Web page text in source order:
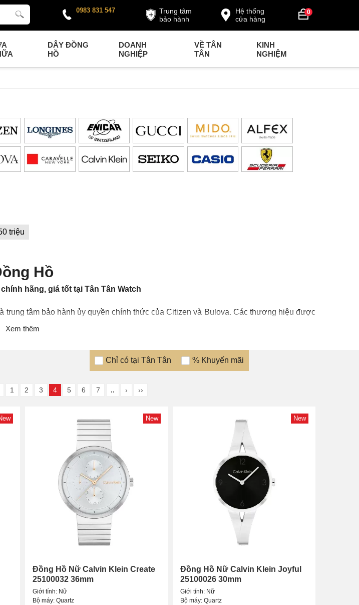
0
Hệ thống
cửa hàng
Trung tâm
bảo hành
0983 831 547
DÂY ĐỒNG
HỒ
DOANH
NGHIỆP
VỀ TÂN
TÂN
KINH
NGHIỆM
triệu
Hồ
hãng, giá tốt tại Tân Tân Watch
tâm bảo hành ủy quyền chính thức của Citizen và Bulova. Các thương hiệu được
Ferrari
khác nhau. Các Showroom được bài trí sang trọng nhằm nâng cao trải
Xem thêm
Chỉ có tại Tân Tân % Khuyến mãi
1 2 3 4 5 6 7 .. › ››
New
Đồng Hồ Nữ Calvin Klein Create
25100032 36mm
Giới tính: Nữ
Bộ máy: Quartz
New
Đồng Hồ Nữ Calvin Klein Joyful
25100026 30mm
Giới tính: Nữ
Bộ máy: Quartz